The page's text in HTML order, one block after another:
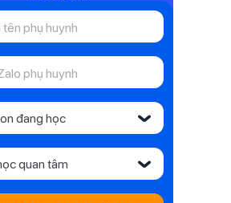
đang học ‹
quan tâm ‹